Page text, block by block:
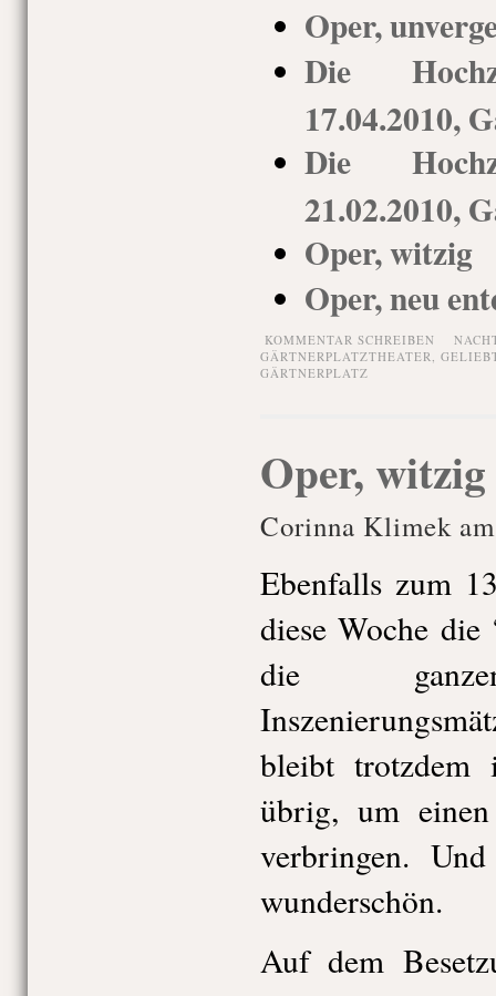
Oper,
Die
17.04.2010,
Die
21.02.2010,
Oper, witzig
Oper, neu
KOMMENTAR SCHREIBEN
GÄRTNERPLATZTHEATER,
GÄRTNERPLATZ
Oper, witzig
Corinna Klimek
Ebenfalls zum
diese Woche die
die
bleibt trotzdem
übrig, um
verbringen.
wunderschön.
Auf dem